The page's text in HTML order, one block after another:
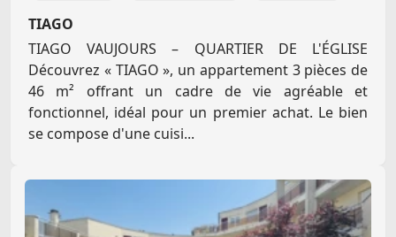
TIAGO
TIAGO VAUJOURS – QUARTIER DE L'ÉGLISE
Découvrez « TIAGO », un appartement 3 pièces de
46 m² offrant un cadre de vie agréable et
fonctionnel, idéal pour un premier achat. Le bien
se compose d'une cuisi...